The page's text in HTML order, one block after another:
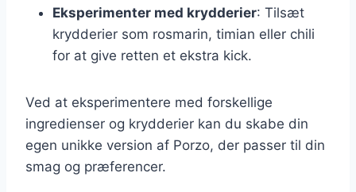
Eksperimenter med krydderier: Tilsæt
krydderier som rosmarin, timian eller chili
for at give retten et ekstra kick.
Ved at eksperimentere med forskellige
ingredienser og krydderier kan du skabe din
egen unikke version af Porzo, der passer til din
smag og præferencer.